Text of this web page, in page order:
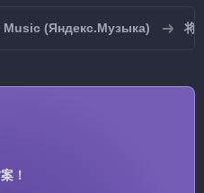
Music (Яндекс.Музыка) 将
！